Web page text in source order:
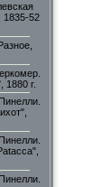
1835-52
1880 г.